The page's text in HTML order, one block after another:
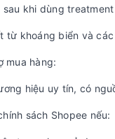
khi dùng
từ khoáng biển và
mua hàng:
hiệu uy tín, có
sách Shopee nếu: